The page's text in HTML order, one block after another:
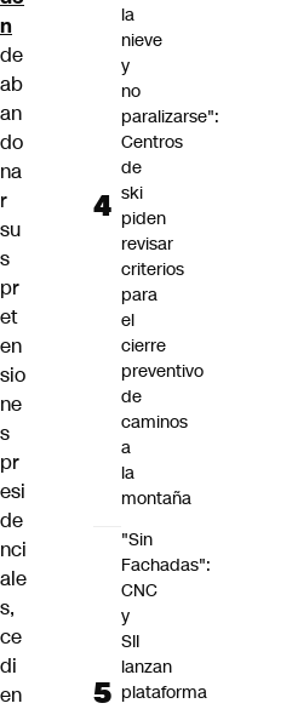
n
de
ab
an
do
na
r
su
s
pr
et
en
sio
ne
s
pr
esi
de
nci
ale
s,
ce
di
en
la
nieve
y
no
paralizarse":
Centros
de
ski
piden
revisar
criterios
para
el
cierre
preventivo
de
caminos
a
la
montaña
"Sin
Fachadas":
CNC
y
SII
lanzan
plataforma